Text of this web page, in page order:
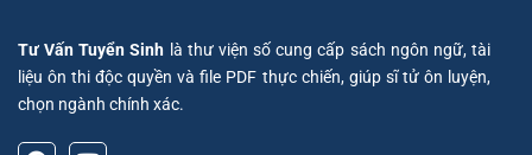
Tư Vấn Tuyển Sinh là thư viện số cung cấp sách ngôn ngữ, tài
liệu ôn thi độc quyền và file PDF thực chiến, giúp sĩ tử ôn luyện,
chọn ngành chính xác.